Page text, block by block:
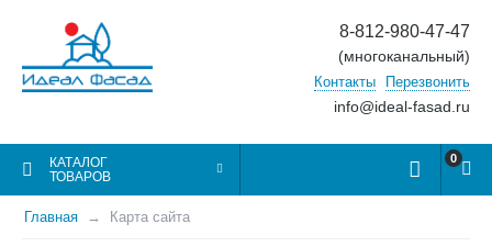
8-812-980-47-47
(многоканальный)
Контакты Перезвонить
info@ideal-fasad.ru
КАТАЛОГ
ТОВАРОВ
0
Главная Карта сайта